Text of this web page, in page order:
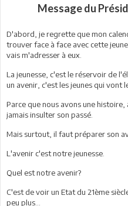
Message du
D'abord, je regrette que mon
trouver face à face avec cette
vais m'adresser à eux.
La jeunesse, c'est le réservoir de
un avenir, c'est les jeunes qui vont
Parce que nous avons une
jamais insulter son passé.
Mais surtout, il faut préparer son
L'avenir c'est notre jeunesse.
Quel est notre avenir?
C'est de voir un Etat du 21ème
peu plus...